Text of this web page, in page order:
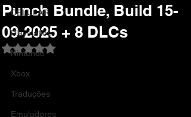
CELULAR
Playstation
Nintendo
Xbox
Traduções
Emuladores
Punch Bundle, Build 15-
09-2025 + 8 DLCs
Avaliado com NaN de 5 estrelas.